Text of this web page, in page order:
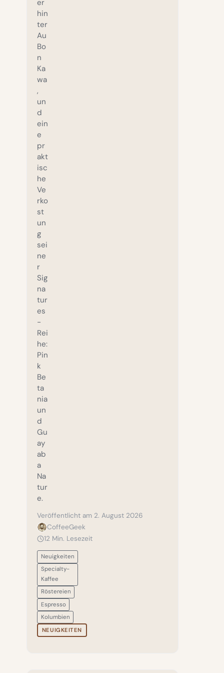
er
hin
ter
Au
Bo
n
Ka
wa
,
un
d
ein
e
pr
akt
isc
he
Ve
rko
st
un
g
sei
ne
r
Sig
na
tur
es
-
Rei
he:
Pin
k
Be
ta
nia
un
d
Gu
ay
ab
a
Na
tur
e.
Veröffentlicht am 2. August 2026
CoffeeGeek
12 Min. Lesezeit
Neuigkeiten
Specialty-
Kaffee
Röstereien
Espresso
Kolumbien
NEUIGKEITEN